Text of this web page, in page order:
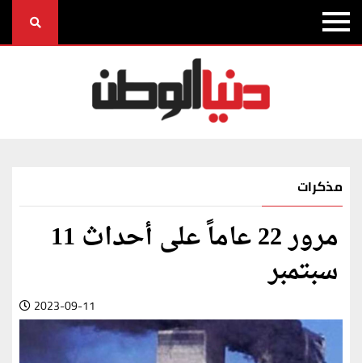
مذكرات
مرور 22 عاماً على أحداث 11
سبتمبر
2023-09-11